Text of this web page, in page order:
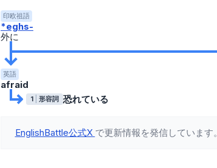
印欧祖語
*eghs-
外に
英語
afraid
1 形容詞 恐れている
EnglishBattle公式X で更新情報を発信しています。